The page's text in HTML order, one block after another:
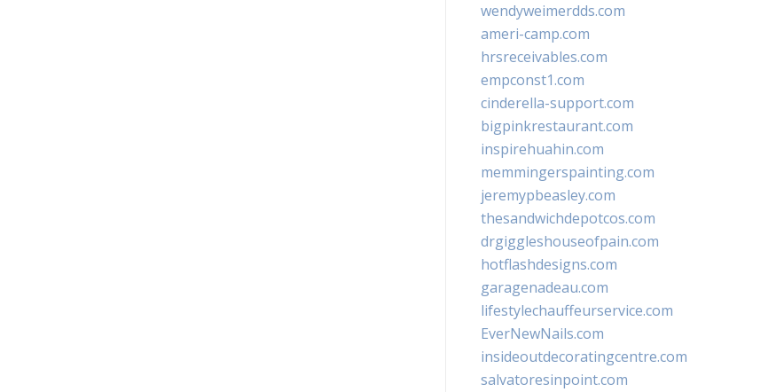
wendyweimerdds.com
ameri-camp.com
hrsreceivables.com
empconst1.com
cinderella-support.com
bigpinkrestaurant.com
inspirehuahin.com
memmingerspainting.com
jeremypbeasley.com
thesandwichdepotcos.com
drgiggleshouseofpain.com
hotflashdesigns.com
garagenadeau.com
lifestylechauffeurservice.com
EverNewNails.com
insideoutdecoratingcentre.com
salvatoresinpoint.com